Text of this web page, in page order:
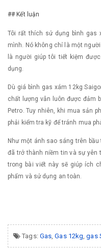
## Kết luận
Tôi rất thích sử dụng bình gas
mình. Nó không chỉ là một
là người giúp tôi tiết kiệm
dụng.
Dù giá bình gas xám 12kg
chất lượng vẫn luôn được đảm
Petro. Tuy nhiên, khi mua sản
phải kiểm tra kỹ để tránh mua
Như một ánh sao sáng trên
đã trở thành niềm tin và sự yên
trong bài viết này sẽ giúp ích
phẩm và sử dụng an toàn.
Tags: Gas ,Gas 12kg ,gas